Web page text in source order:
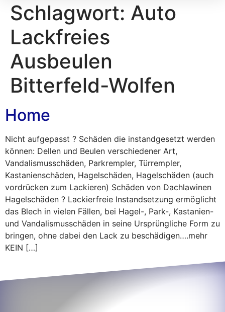
Schlagwort: Auto
Lackfreies
Ausbeulen
Bitterfeld-Wolfen
Home
Nicht aufgepasst ? Schäden die instandgesetzt werden
können: Dellen und Beulen verschiedener Art,
Vandalismusschäden, Parkrempler, Türrempler,
Kastanienschäden, Hagelschäden, Hagelschäden (auch
vordrücken zum Lackieren) Schäden von Dachlawinen
Hagelschäden ? Lackierfreie Instandsetzung ermöglicht
das Blech in vielen Fällen, bei Hagel-, Park-, Kastanien-
und Vandalismusschäden in seine Ursprüngliche Form zu
bringen, ohne dabei den Lack zu beschädigen….mehr
KEIN […]